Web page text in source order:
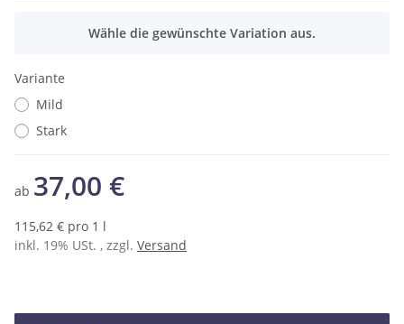
Wähle die gewünschte Variation aus.
Variante
Mild
Stark
ab 37,00 €
115,62 € pro 1 l
inkl. 19% USt. , zzgl. Versand